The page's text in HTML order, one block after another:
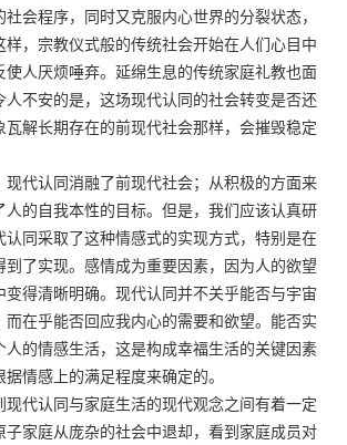
会程序，同时又克服内心世界的分裂状态，
样，宗教仪式般的传统社会开始在人们心目中
人厌烦唾弃。延绵生息的传统家庭礼教也面
人不安的是，这场现代认同的社会转变是否还
解长期存在的前现代社会那样，会摧毁稳定
现代认同消融了前现代社会；从积极的方面来
的自我本性的目标。但是，我们应该认真研
认同采取了这种情感式的实现方式，特别是在
到了实现。感情成为重要因素，因为人的欲望
得清晰明确。现代认同并不关乎能否与宇宙
在乎能否回应我内心的需要和欲望。能否实
的情感生活，这是构成幸福生活的关键因素
情感上的满足程度来确定的。
代认同与家庭生活的现代观念之间有着一定
子家庭从庞杂的社会中退却，看到家庭成员对